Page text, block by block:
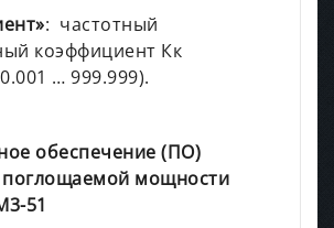
: частотный
коэффициент Кк
… 999.999).
обеспечение (ПО)
поглощаемой мощности
51